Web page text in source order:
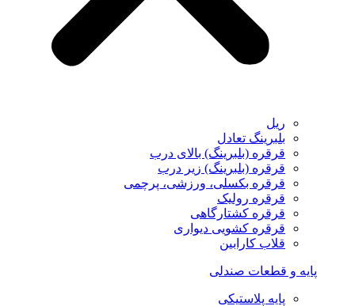
ریل
بلبرینگ تعادل
قرقره (بلبرینگ) بالای درب
قرقره (بلبرینگ) زیر درب
قرقره بکسلی، ورزشی، پرچمی
قرقره رولیک
قرقره کشتارگاهی
قرقره کشویی دیواری
قلاب کارابین
پایه و قطعات صندلی
پایه پلاستیکی